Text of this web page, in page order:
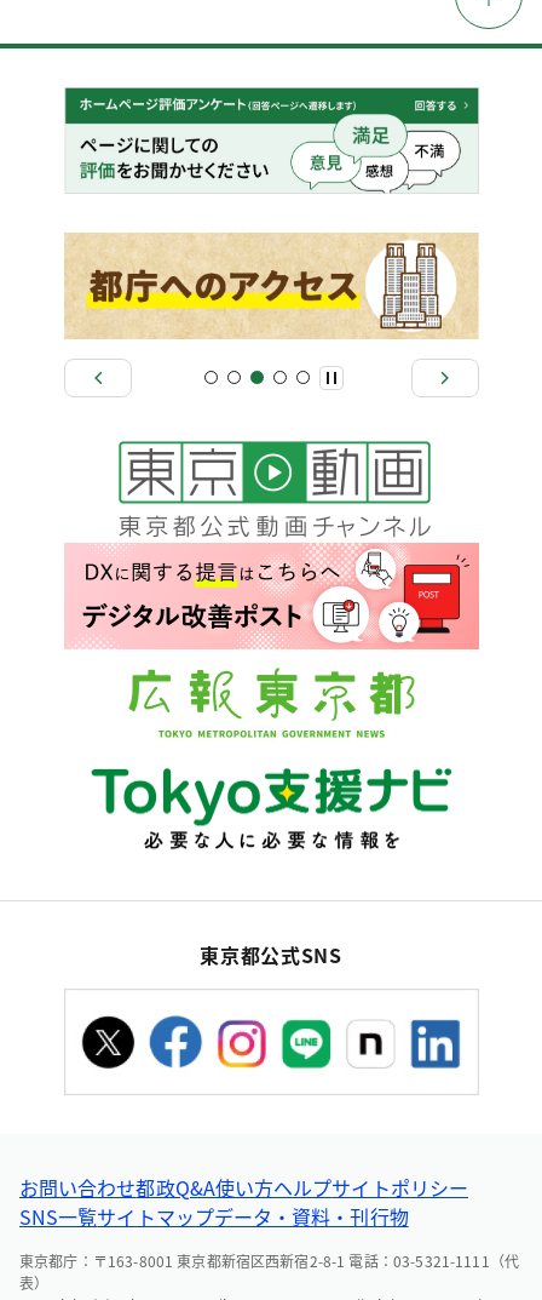
東京都公式SNS
お問い合わせ都政Q&A使い方ヘルプサイトポリシー
SNS一覧サイトマップデータ・資料・刊行物
東京都庁：〒163-8001 東京都新宿区西新宿2-8-1 電話：03-5321-1111（代
表）